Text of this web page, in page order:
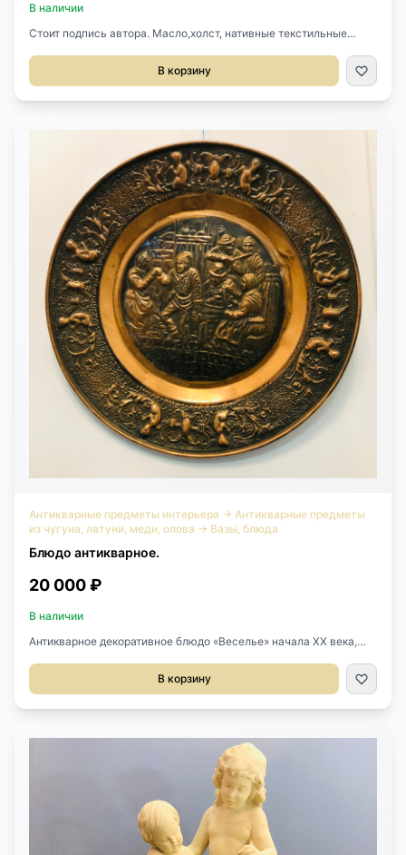
В наличии
Стоит подпись автора. Масло,холст, нативные текстильные
гипсом и золочением Размер 46х55h см. Цена за пару.
В корзину
Антикварные предметы интерьера → Антикварные предметы
из чугуна, латуни, меди, олова → Вазы, блюда
Блюдо антикварное.
20 000 ₽
В наличии
Антикварное декоративное блюдо «Веселье» начала XX века,
предмет с сюжетным декоративным оформлением,
характерным для своего времени.Диаметр: 44 см.
В корзину